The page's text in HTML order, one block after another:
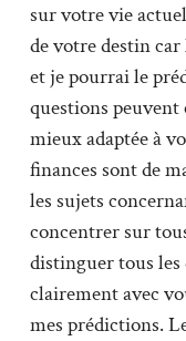
sur votre vie
de votre destin
et je pourrai le
questions
mieux adaptée à
finances sont de
les sujets
concentrer sur
distinguer tous
clairement avec
mes prédictions.